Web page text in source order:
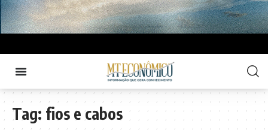
Tag: fios e cabos